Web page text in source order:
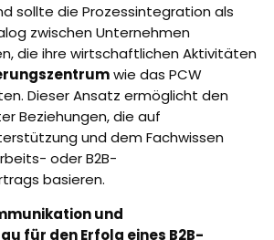
sollte die Prozessintegration als
zwischen Unternehmen
die ihre wirtschaftlichen Aktivitäten
wie das PCW
Dieser Ansatz ermöglicht den
Beziehungen, die auf
und dem Fachwissen
oder B2B-
basieren.
und
für den Erfolg eines B2B-